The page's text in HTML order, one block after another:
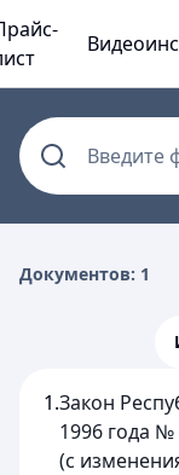
Введите
Документов: 1
1.Закон
1996 года
(с